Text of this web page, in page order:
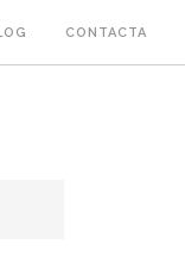
CONTACTA